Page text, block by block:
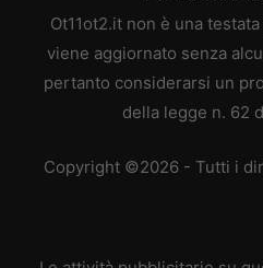
Ot11ot2.it non è una
viene aggiornato senza
pertanto considerarsi un
della legge n. 62
Copyright ©2026 - Tutti i